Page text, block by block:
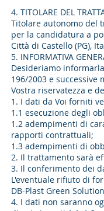
4. TITOLARE DEL
Titolare autonomo del
per la candidatura a
Città di Castello (PG),
5. INFORMATIVA
Desideriamo
196/2003 e
Vostra riservatezza e
1. I dati da Voi forniti
1.1 esecuzione degli
1.2 adempimenti di
rapporti contrattuali;
1.3 adempimenti di
2. Il trattamento sarà
3. Il conferimento dei
L'eventuale rifiuto di
DB-Plast Green
4. I dati non saranno